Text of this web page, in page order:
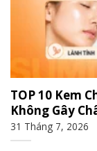
TOP 10 Kem
Không Gây
31 Tháng 7, 2026